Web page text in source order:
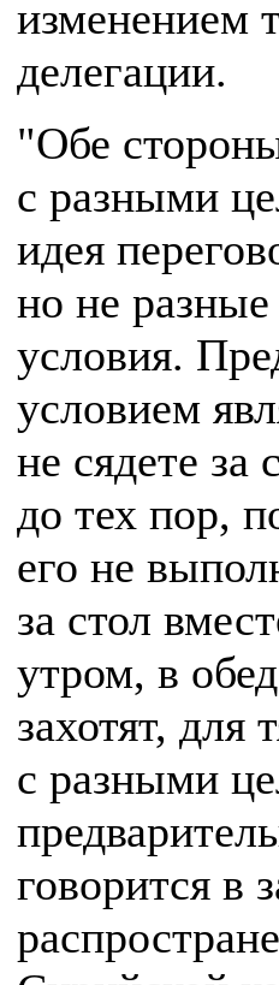
изменением
делегации.
"Обе
с разными
идея
но не
условия.
условием
не сядете за
до тех пор,
его не
за стол
утром, в
захотят, для
с разными
говорится в